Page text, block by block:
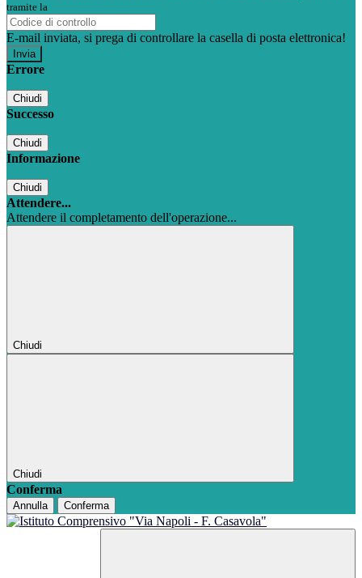
tramite la
E-mail inviata, si prega di controllare la casella di posta elettronica!
Errore
Chiudi
Successo
Chiudi
Informazione
Chiudi
Attendere...
Attendere il completamento dell'operazione...
Chiudi
Chiudi
Conferma
Annulla Conferma